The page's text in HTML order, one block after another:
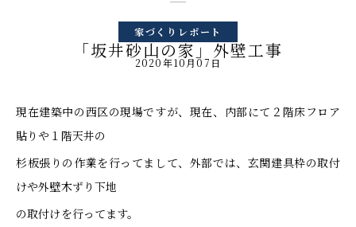
家づくりレポート
「坂井砂山の家」外壁工事
2020年10月07日
現在建築中の西区の現場ですが、現在、内部にて２階床フロア
貼りや１階天井の
杉板張りの作業を行ってまして、外部では、玄関建具枠の取付
けや外壁木ずり下地
の取付けを行ってます。